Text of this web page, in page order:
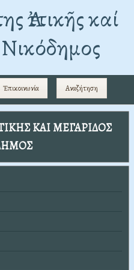
Ἀττικῆς καί
Ἐπικοινωνία Αναζήτηση
ΚΑΙ ΜΕΓΑΡΙΔΟΣ